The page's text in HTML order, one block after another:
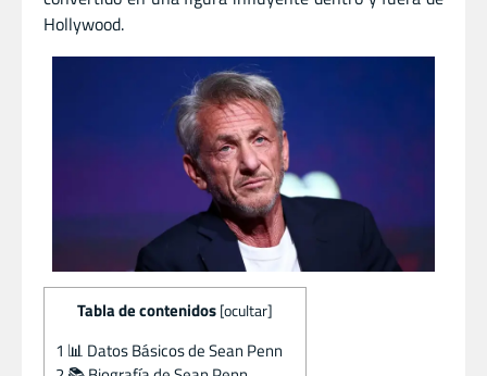
Hollywood.
Tabla de contenidos [ocultar]
1 📊 Datos Básicos de Sean Penn